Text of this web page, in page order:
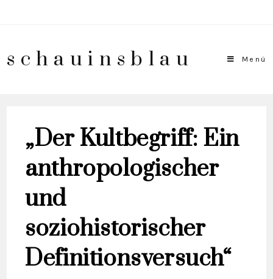
schauinsblau Menü
„Der Kultbegriff: Ein
anthropologischer
und
soziohistorischer
Definitionsversuch“